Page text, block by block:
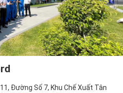
Đường Số 7, Khu Chế Xuất Tân